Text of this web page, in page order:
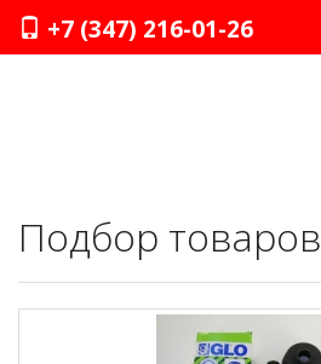
+7 (347) 216-01-26
Подбор товаров